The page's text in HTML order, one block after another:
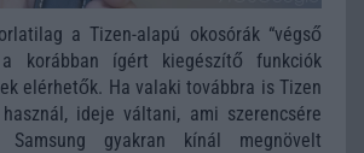
a Tizen-alapú okosórák “végső
korábban ígért kiegészítő funkciók
elérhetők. Ha valaki továbbra is Tizen
ideje váltani, ami szerencsére
gyakran kínál megnövelt